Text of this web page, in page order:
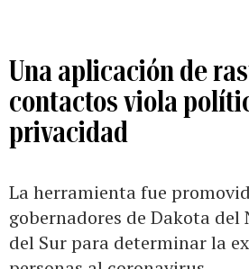
Una aplicación de
contactos viola
privacidad
La herramienta fue
gobernadores de Dakota del
del Sur para determinar la